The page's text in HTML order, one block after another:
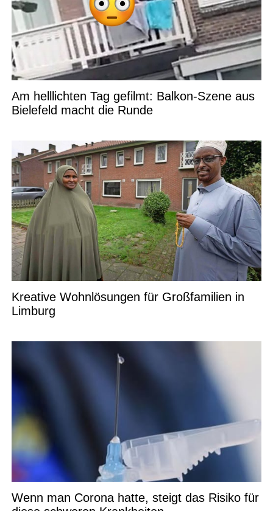
Am helllichten Tag gefilmt: Balkon-Szene aus
Bielefeld macht die Runde
Kreative Wohnlösungen für Großfamilien in
Limburg
Wenn man Corona hatte, steigt das Risiko für